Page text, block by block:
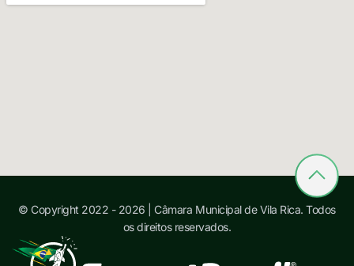
© Copyright 2022 - 2026 | Câmara Municipal de Vila Rica. Todos
os direitos reservados.